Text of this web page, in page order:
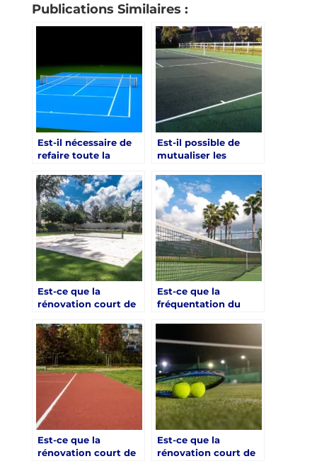
Publications Similaires :
Est-il nécessaire de
refaire toute la
rénovation court de
tennis à Hyères ?
Est-il possible de
mutualiser les
clubs lancent une
rénovation court de
tennis à Hyères ?
Est-ce que la
rénovation court de
implique un nouveau
drainage obligatoire
?
Est-ce que la
fréquentation du
de tennis à Hyères ?
Est-ce que la
rénovation court de
Est-ce que la
rénovation court de